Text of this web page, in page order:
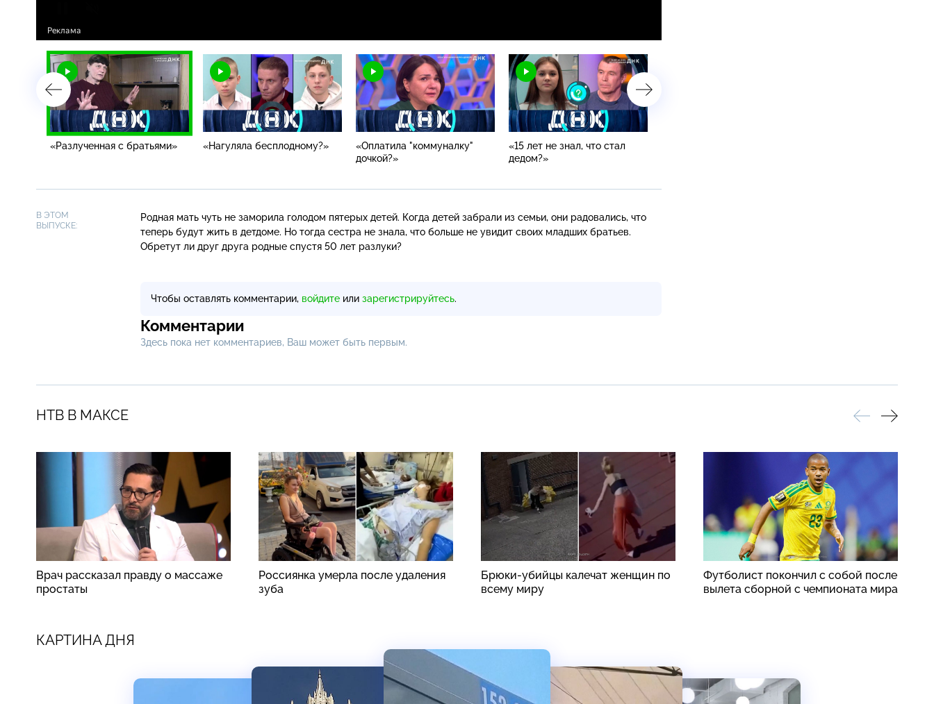
«Разлученная с братьями» «Нагуляла бесплодному?»
«Оплатила "коммуналку"
дочкой?»
«15 лет не знал, что стал
дедом?»
В ЭТОМ
ВЫПУСКЕ:
Родная мать чуть не заморила голодом пятерых детей. Когда детей забрали из семьи, они радовались, что
теперь будут жить в детдоме. Но тогда сестра не знала, что больше не увидит своих младших братьев.
Обретут ли друг друга родные спустя 50 лет разлуки?
Чтобы оставлять комментарии, войдите или зарегистрируйтесь.
Комментарии
Здесь пока нет комментариев, Ваш может быть первым.
НТВ В МАКСЕ
Врач рассказал правду о массаже
простаты
Россиянка умерла после удаления
зуба
Брюки-убийцы калечат женщин по
всему миру
Футболист покончил с собой после
вылета сборной с чемпионата мира
КАРТИНА ДНЯ